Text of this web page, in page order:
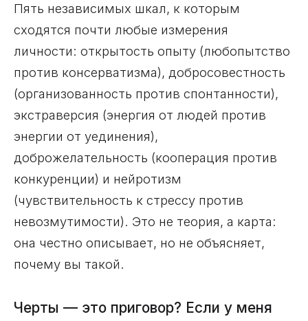
Пять независимых шкал, к которым
сходятся почти любые измерения
личности: открытость опыту (любопытство
против консерватизма), добросовестность
(организованность против спонтанности),
экстраверсия (энергия от людей против
энергии от уединения),
доброжелательность (кооперация против
конкуренции) и нейротизм
(чувствительность к стрессу против
невозмутимости). Это не теория, а карта:
она честно описывает, но не объясняет,
почему вы такой.
Черты — это приговор? Если у меня